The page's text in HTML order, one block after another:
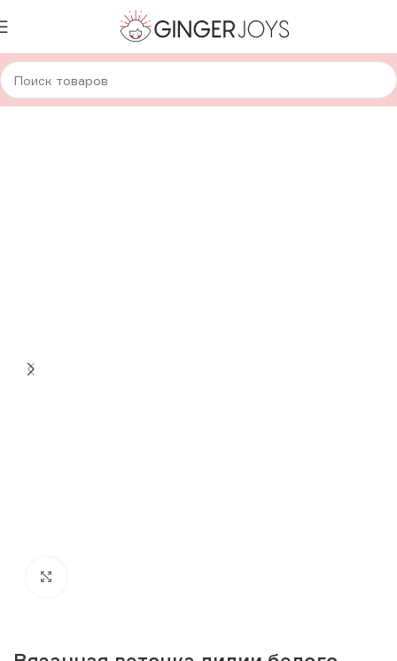
Главная Для дома и уюта Вязанные цветы